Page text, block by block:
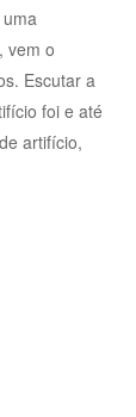
vem o
Escutar a
foi e até
artifício,